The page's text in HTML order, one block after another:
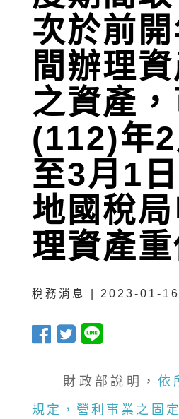
次於前
間辦理
之資產
(112)年2
至3月1
地國稅
理資產重
稅務消息 | 2023-01-16
財政部說明，依
規定，營利事業之固